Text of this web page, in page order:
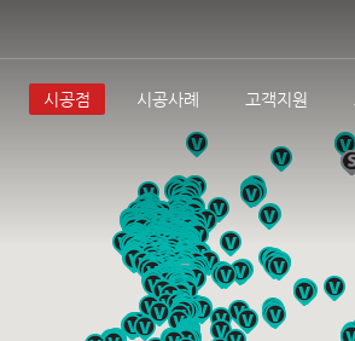
시공점 시공사례 고객지원